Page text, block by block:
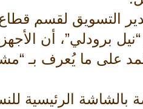
التسويق لقسم
برودلي”، أن
على ما يُعرف بـ
بالشاشة الرئيسية